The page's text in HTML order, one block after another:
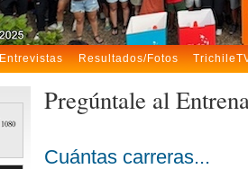
Entrevistas Resultados/Fotos
Pregúntale al
Cuántas carreras...